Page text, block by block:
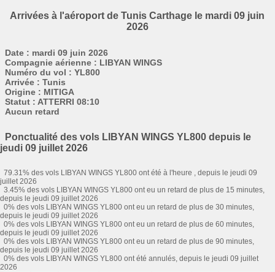
Arrivées à l'aéroport de Tunis Carthage le mardi 09 juin
2026
Date : mardi 09 juin 2026
Compagnie aérienne : LIBYAN WINGS
Numéro du vol : YL800
Arrivée : Tunis
Origine : MITIGA
Statut : ATTERRI 08:10
Aucun retard
Ponctualité des vols LIBYAN WINGS YL800 depuis le
jeudi 09 juillet 2026
79.31% des vols LIBYAN WINGS YL800 ont été à l'heure , depuis le jeudi 09
juillet 2026
3.45% des vols LIBYAN WINGS YL800 ont eu un retard de plus de 15 minutes,
depuis le jeudi 09 juillet 2026
0% des vols LIBYAN WINGS YL800 ont eu un retard de plus de 30 minutes,
depuis le jeudi 09 juillet 2026
0% des vols LIBYAN WINGS YL800 ont eu un retard de plus de 60 minutes,
depuis le jeudi 09 juillet 2026
0% des vols LIBYAN WINGS YL800 ont eu un retard de plus de 90 minutes,
depuis le jeudi 09 juillet 2026
0% des vols LIBYAN WINGS YL800 ont été annulés, depuis le jeudi 09 juillet
2026